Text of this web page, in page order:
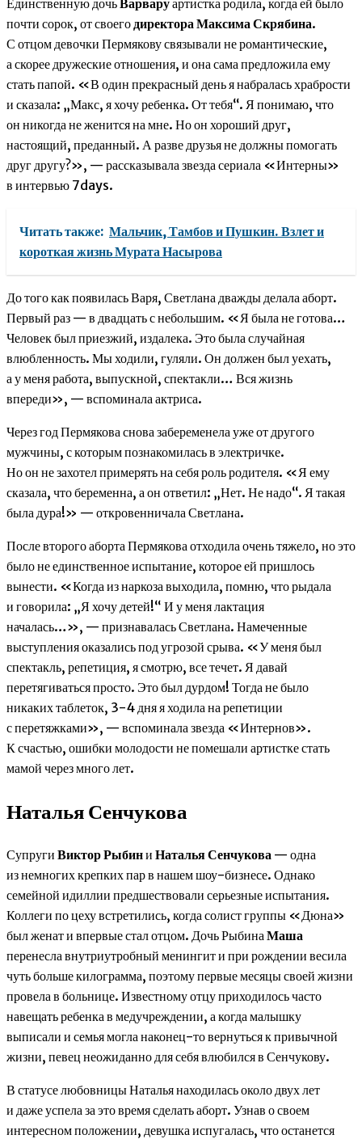
Единственную дочьВарваруартистка родила, когда ей было
почти сорок, от своегодиректора Максима Скрябина.
С отцом девочки Пермякову связывали не романтические,
а скорее дружеские отношения, и она сама предложила ему
стать папой. «В один прекрасный день я набралась храбрости
и сказала: „Макс, я хочу ребенка. От тебя“. Я понимаю, что
он никогда не женится на мне. Но он хороший друг,
настоящий, преданный. А разве друзья не должны помогать
друг другу?», — рассказывала звезда сериала «Интерны»
в интервью 7days.
Читать также: Мальчик, Тамбов и Пушкин. Взлет и
короткая жизнь Мурата Насырова
До того как появилась Варя, Светлана дважды делала аборт.
Первый раз — в двадцать с небольшим. «Я была не готова…
Человек был приезжий, издалека. Это была случайная
влюбленность. Мы ходили, гуляли. Он должен был уехать,
а у меня работа, выпускной, спектакли… Вся жизнь
впереди», — вспоминала актриса.
Через год Пермякова снова забеременела уже от другого
мужчины, с которым познакомилась в электричке.
Но он не захотел примерять на себя роль родителя. «Я ему
сказала, что беременна, а он ответил: „Нет. Не надо“. Я такая
была дура!» — откровенничала Светлана.
После второго аборта Пермякова отходила очень тяжело, но это
было не единственное испытание, которое ей пришлось
вынести. «Когда из наркоза выходила, помню, что рыдала
и говорила: „Я хочу детей!“ И у меня лактация
началась…», — признавалась Светлана. Намеченные
выступления оказались под угрозой срыва. «У меня был
спектакль, репетиция, я смотрю, все течет. Я давай
перетягиваться просто. Это был дурдом! Тогда не было
никаких таблеток, 3-4 дня я ходила на репетиции
с перетяжками», — вспоминала звезда «Интернов».
К счастью, ошибки молодости не помешали артистке стать
мамой через много лет.
Наталья Сенчукова
Супруги Виктор Рыбини Наталья Сенчукова — одна
из немногих крепких пар в нашем шоу-бизнесе. Однако
семейной идиллии предшествовали серьезные испытания.
Коллеги по цеху встретились, когда солист группы «Дюна»
был женат и впервые стал отцом. Дочь Рыбина Маша
перенесла внутриутробный менингит и при рождении весила
чуть больше килограмма, поэтому первые месяцы своей жизни
провела в больнице. Известному отцу приходилось часто
навещать ребенка в медучреждении, а когда малышку
выписали и семья могла наконец-то вернуться к привычной
жизни, певец неожиданно для себя влюбился в Сенчукову.
В статусе любовницы Наталья находилась около двух лет
и даже успела за это время сделать аборт. Узнав о своем
интересном положении, девушка испугалась, что останется